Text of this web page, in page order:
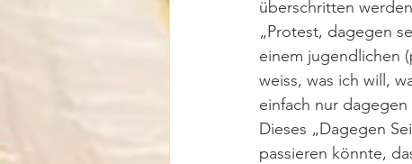
überschritten
„Protest, dagegen
einem jugendlichen
weiss, was ich will,
einfach nur dagegen
Dieses „Dagegen
passieren könnte,